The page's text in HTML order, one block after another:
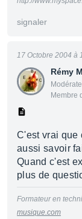
signaler
Rémy
Membre
17 Octobre 2004 à
C'est vrai que
aussi savoir
Quand c'est
plus de
Formateur en
musique.com